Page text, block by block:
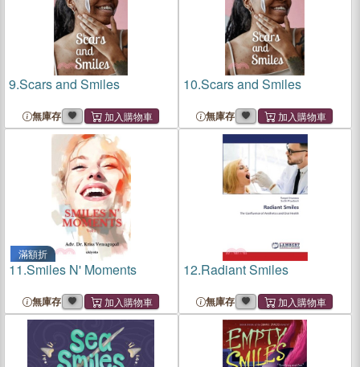
9.Scars and Smiles
無庫存
10.Scars and Smiles
無庫存
滿額折
11.Smiles N' Moments
無庫存
12.Radiant Smiles
無庫存